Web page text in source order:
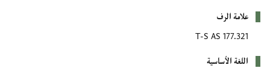
علامة الرف
T-S AS 177.321
اللغة الأساسية